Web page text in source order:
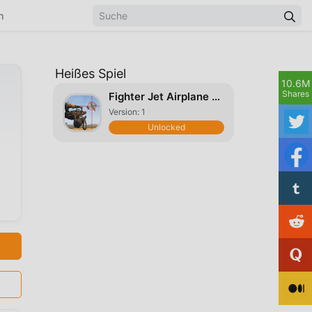
Heißes Spiel
Fighter Jet Airplane Shooting
Version: 1
Unlocked
10.6M
Shares